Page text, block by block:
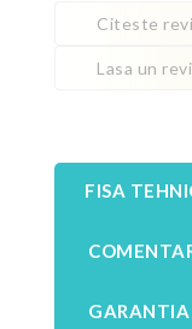
Citeste
Lasa un
FISA